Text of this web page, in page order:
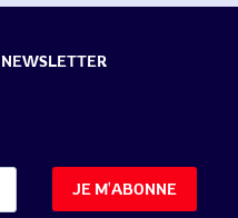
JE M'ABONNE